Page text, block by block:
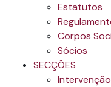
Estatutos
Corpos
Sócios
SECÇÕES